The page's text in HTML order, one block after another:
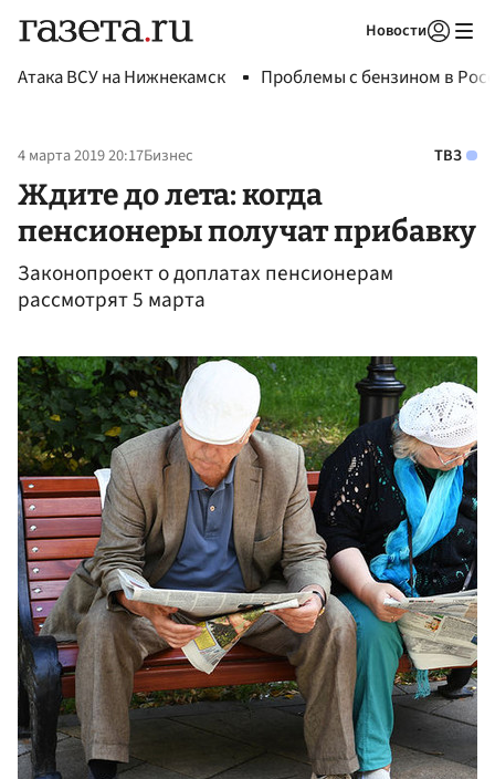
Новости
Атака ВСУ на Нижнекамск Проблемы с бензином в
4 марта 2019 20:17Бизнес ТВЗ
Ждите до лета: когда
пенсионеры получат прибавку
Законопроект о доплатах пенсионерам
рассмотрят 5 марта